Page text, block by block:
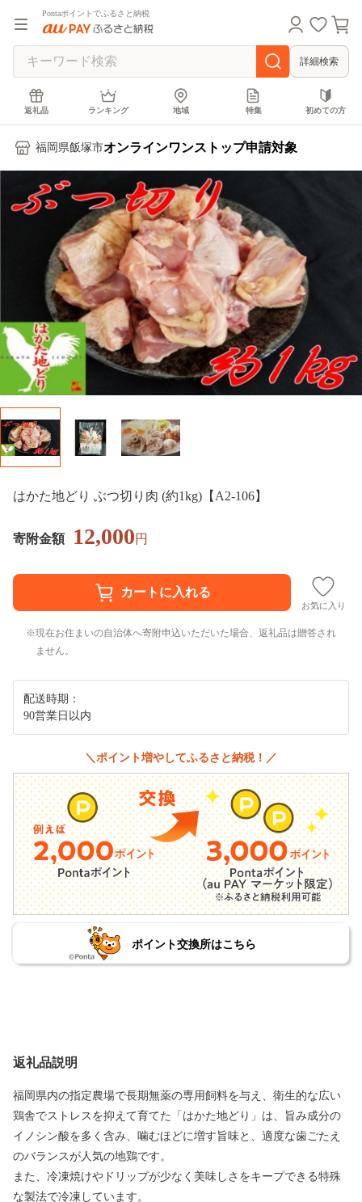
Pontaポイントでふるさと納税
詳細検索
返礼品 ランキング 地域 特集 初めての方
福岡県飯塚市オンラインワンストップ申請対象
はかた地どり ぶつ切り肉 (約1kg)【A2-106】
寄附金額 12,000円
お気に入り
現在お住まいの自治体へ寄附申込いただいた場合、返礼品は贈答され
ません。
配送時期：
90営業日以内
＼ポイント増やしてふるさと納税！／
ポイント交換所はこちら
返礼品説明
福岡県内の指定農場で長期無薬の専用飼料を与え、衛生的な広い
鶏舎でストレスを抑えて育てた「はかた地どり」は、旨み成分の
イノシン酸を多く含み、噛むほどに増す旨味と、適度な歯ごたえ
のバランスが人気の地鶏です。
また、冷凍焼けやドリップが少なく美味しさをキープできる特殊
な製法で冷凍しています。